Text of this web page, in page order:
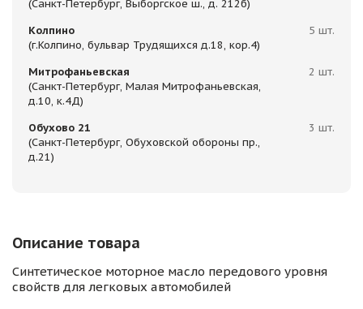
(Санкт-Петербург, Выборгское ш., д. 212б)
Колпино
(г.Колпино, бульвар Трудящихся д.18, кор.4)
5 шт.
Митрофаньевская
(Санкт-Петербург, Малая Митрофаньевская,
д.10, к.4Д)
2 шт.
Обухово 21
(Санкт-Петербург, Обуховской обороны пр.,
д.21)
3 шт.
Описание товара
Синтетическое моторное масло передового уровня
свойств для легковых автомобилей